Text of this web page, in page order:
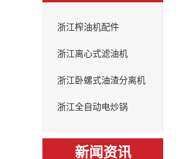
浙江榨油机配件
浙江离心式滤油机
浙江卧螺式油渣分离机
浙江全自动电炒锅
新闻资讯